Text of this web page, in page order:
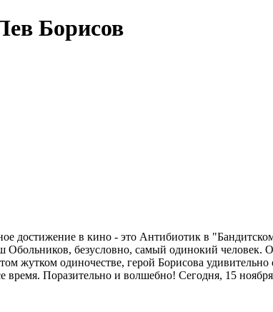
Борисов
достижение в кино - это Антибиотик в
безусловно, самый одинокий человек.
жутком одиночестве, герой Борисова
время. Поразительно и волшебно! Сегодня, 15